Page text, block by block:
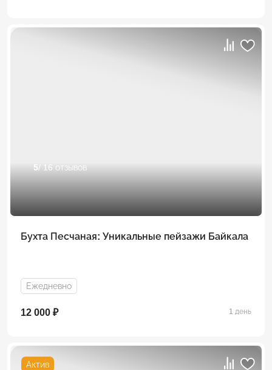
5/ 16 отзывов
Бухта Песчаная: Уникальные пейзажи Байкала
Ежедневно
12 000 ₽ 1 день
Актив